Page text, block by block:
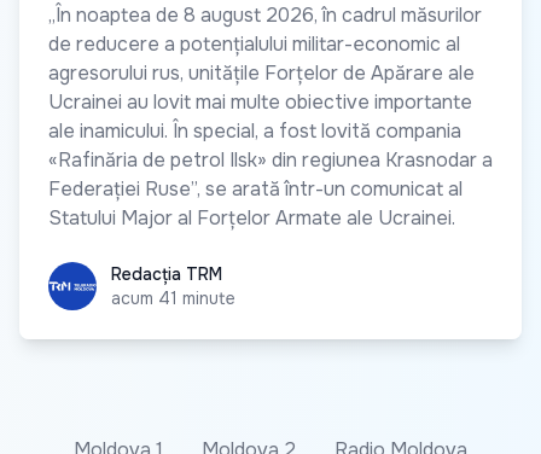
„În noaptea de 8 august 2026, în cadrul măsurilor
de reducere a potențialului militar-economic al
agresorului rus, unitățile Forțelor de Apărare ale
Ucrainei au lovit mai multe obiective importante
ale inamicului. În special, a fost lovită compania
«Rafinăria de petrol Ilsk» din regiunea Krasnodar a
Federației Ruse”, se arată într-un comunicat al
Statului Major al Forțelor Armate ale Ucrainei.
Redacția TRM
Redacția TRM
acum 41 minute